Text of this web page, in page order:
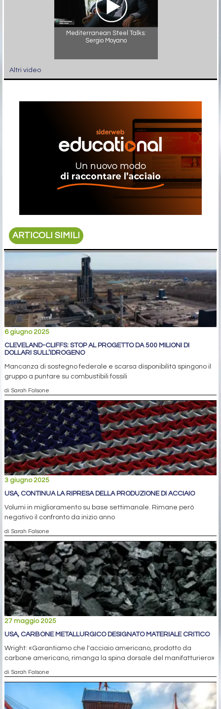
Mediterranean Steel Talks:
Sergio Moyano
Altri video
ARTICOLI SIMILI
6 giugno 2025
CLEVELAND-CLIFFS: STOP AL PROGETTO DA 500 MILIONI DI
DOLLARI SULL’IDROGENO
Mancanza di sostegno federale e scarsa disponibilità spingono il
gruppo a puntare su combustibili fossili
di Sarah Falsone
3 giugno 2025
USA, CONTINUA LA RIPRESA DELLA PRODUZIONE DI ACCIAIO
Volumi in miglioramento su base settimanale. Rimane però
negativo il confronto da inizio anno
di Sarah Falsone
27 maggio 2025
USA, CARBONE METALLURGICO DESIGNATO MATERIALE CRITICO
Wright: «Garantiamo che l'acciaio americano, prodotto da
carbone americano, rimanga la spina dorsale del manifatturiero»
di Sarah Falsone